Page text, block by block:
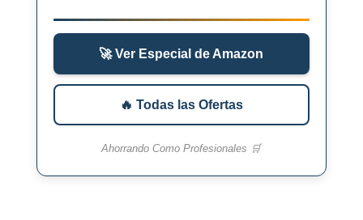
🚀 Ver Especial de Amazon
🔥 Todas las Ofertas
Ahorrando Como Profesionales 🛒